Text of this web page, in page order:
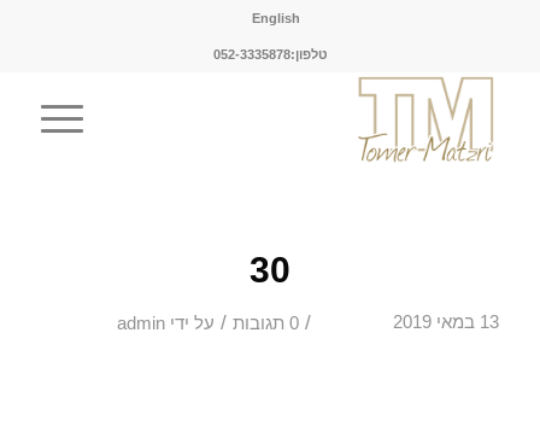
English
טלפון:052-3335878
30
13 במאי 2019 / 0 תגובות / על ידי admin